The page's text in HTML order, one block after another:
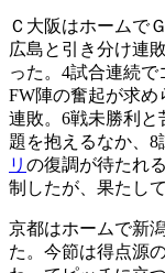
Ｃ大阪はホームで
広島と引き分け連
った。4試合連続で
FW陣の奮起が求
連敗。6戦未勝利
題を抱えるなか、8
リ の復調が待たれ
制したが、果たし
京都はホームで新
た。今節は得点源